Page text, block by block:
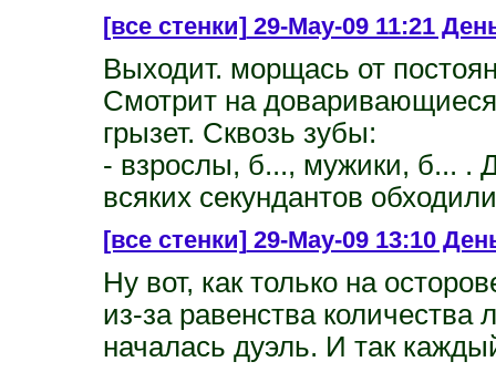
[все стенки]29-May-09 11:21
Выходит. морщась от
Смотрит на доваривающиеся
грызет. Сквозь зубы:
- взрослы, б..., мужики, б... .
всяких секундантов
[все стенки]29-May-09 13:10
Ну вот, как только на
из-за равенства количества
началась дуэль. И так